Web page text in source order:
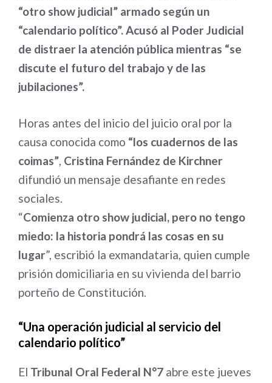
“otro show judicial” armado según un
“calendario político”. Acusó al Poder Judicial
de distraer la atención pública mientras “se
discute el futuro del trabajo y de las
jubilaciones”.
Horas antes del inicio del juicio oral por la
causa conocida como “los cuadernos de las
coimas” Cristina Fernández de Kirchner
difundió un mensaje desafiante en redes
sociales.
“Comienza otro show judicial, pero no tengo
miedo: la historia pondrá las cosas en su
lugar”, escribió la exmandataria, quien cumple
prisión domiciliaria en su vivienda del barrio
porteño de Constitución.
“Una operación judicial al servicio del
calendario político”
El Tribunal Oral Federal N°7 abre este jueves